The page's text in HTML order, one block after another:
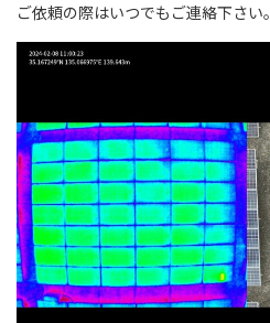
ご依頼の際はいつでもご連絡下さい。